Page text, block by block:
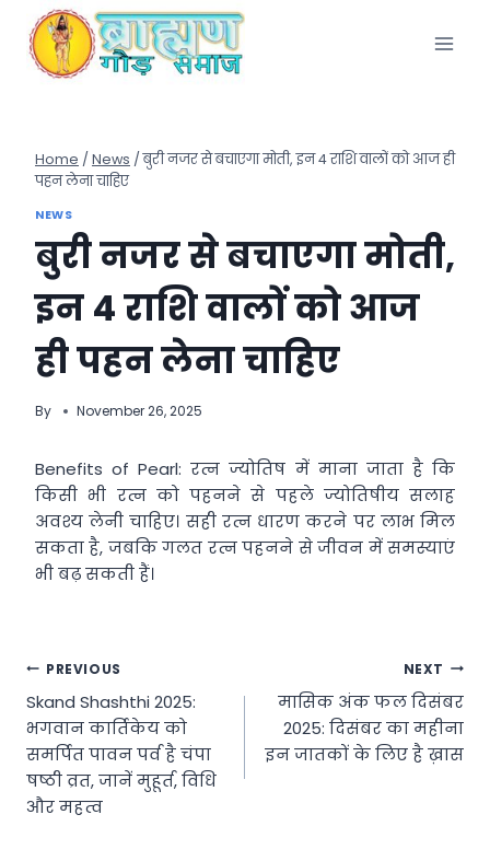
content
Home / News / बुरी नजर से बचाएगा मोती, इन 4 राशि वालों को आज ही
पहन लेना चाहिए
NEWS
बुरी नजर से बचाएगा मोती,
इन 4 राशि वालों को आज
ही पहन लेना चाहिए
By November 26, 2025
Benefits of Pearl: रत्न ज्योतिष में माना जाता है कि
किसी भी रत्न को पहनने से पहले ज्योतिषीय सलाह
अवश्य लेनी चाहिए। सही रत्न धारण करने पर लाभ मिल
सकता है, जबकि गलत रत्न पहनने से जीवन में समस्याएं
भी बढ़ सकती हैं।
Post
navigation
PREVIOUS
Skand Shashthi 2025:
भगवान कार्तिकेय को
समर्पित पावन पर्व है चंपा
षष्ठी व्रत, जानें मुहूर्त, विधि
और महत्व
NEXT
मासिक अंक फल दिसंबर
2025: दिसंबर का महीना
इन जातकों के लिए है ख़ास